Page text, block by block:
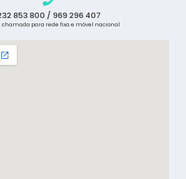
853 800 / 969 296 407
chamada para rede fixa e móvel nacional